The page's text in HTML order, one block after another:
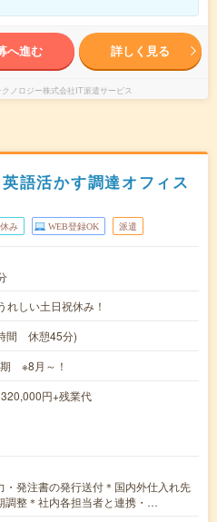
へ進む 詳しく見る
ノロジー株式会社IT派遣サービス
語活かす調達オフィス
み WEB登録OK 派遣
しい土日祝休み！
間 休憩45分)
※8月～！
円+残業代
・発注書の発行送付＊国内外仕入れ先
調整＊社内各担当者と連携・…